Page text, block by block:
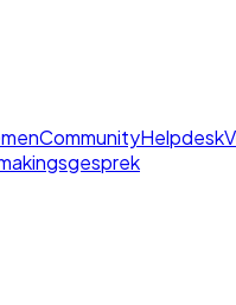
CommunityHelpdesk